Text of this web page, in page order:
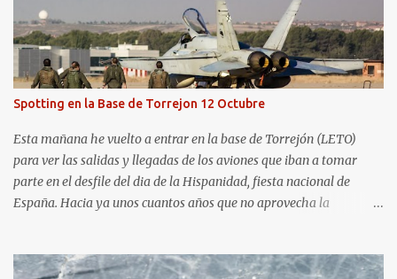
Aerospotters Principado a una genial sesión fotográfica en el
aeródromo de La Morgal (todavía no he tenido tiempo de
procesar esas imágenes). Al día siguiente, asistí al Festival Aéreo de
Gijón . He aquí algunas de las tomas que realicé este pasado
domingo.
Spotting en la Base de Torrejon 12 Octubre
Esta mañana he vuelto a entrar en la base de Torrejón (LETO)
para ver las salidas y llegadas de los aviones que iban a tomar
parte en el desfile del dia de la Hispanidad, fiesta nacional de
España. Hacia ya unos cuantos años que no aprovecha la
cercano en la senda de aterrizaje) pero... no es lo mismo :-) La cita